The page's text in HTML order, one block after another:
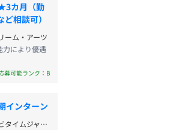
カ月（勤
相談可）
ーム・アーツ
力により優遇
募可能ランク：B
インターン
株式会社ナビタイムジャパン